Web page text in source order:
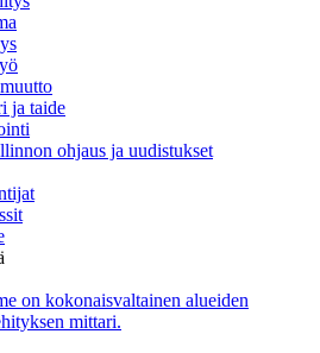
ja taide
ohjaus ja uudistukset
on kokonaisvaltainen alueiden
mittari.